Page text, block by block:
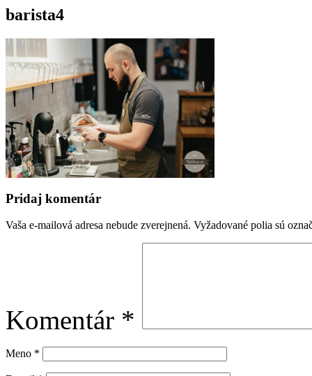
barista4
Pridaj komentár
Vaša e-mailová adresa nebude zverejnená. Vyžadované polia sú
Komentár *
Meno *